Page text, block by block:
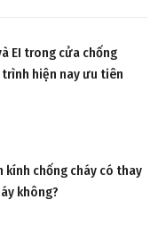
EI trong cửa chống
trình hiện nay ưu tiên
kính chống cháy có thay
không?